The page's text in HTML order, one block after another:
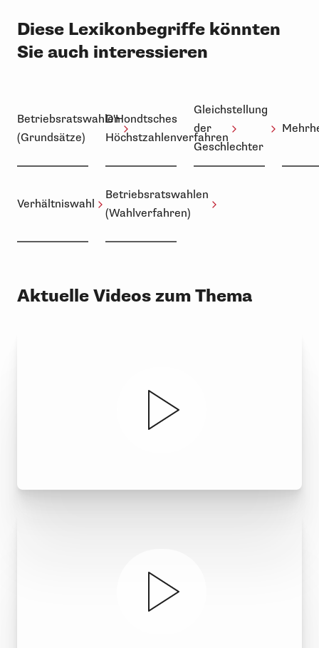
Diese Lexikonbegriffe könnten
Sie auch interessieren
Betriebsratswahlen
(Grundsätze)
D'Hondtsches
Höchstzahlenverfahren
Gleichstellung
der
Geschlechter
Verhältniswahl
Betriebsratswahlen
(Wahlverfahren)
Aktuelle Videos zum Thema